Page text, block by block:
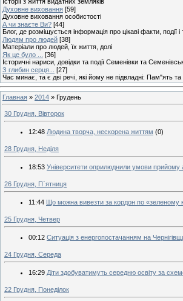
Духовне виховання [59]
Духовне виховання особистості
А чи знаєте Ви? [44]
Блог, де розміщується інформація про цікаві факти, події і
Людям про людей [38]
Матеріали про людей, їх життя, долі
Як це було ...
[36]
Історичні нариси, довідки та події Семенівки та
З глибин серця...
[27]
Час минає, та є дві речі, які йому не підвладні: Пам"ять
Главная » 2014 » Грудень
30 Грудня, Вівторок
12:48 Людина творча, нескорена життям (0)
28 Грудня, Неділя
18:53 Університети оприлюднили умови прийому
26 Грудня, П`ятниця
11:44 Що можна вивезти за кордон по «зеленому
25 Грудня, Четвер
00:12 Ситуація з енергопостачанням на
24 Грудня, Середа
16:29 Діти здобуватимуть середню освіту за
22 Грудня, Понеділок